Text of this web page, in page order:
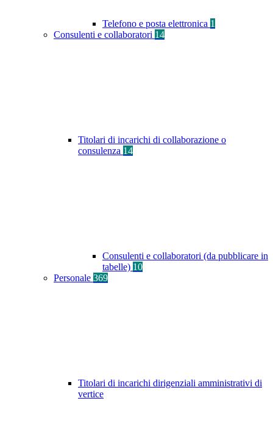
Telefono e posta elettronica 1
Consulenti e collaboratori 14
Titolari di incarichi di collaborazione o
consulenza 14
Consulenti e collaboratori (da pubblicare in
tabelle) 10
Personale 369
Titolari di incarichi dirigenziali amministrativi di
vertice